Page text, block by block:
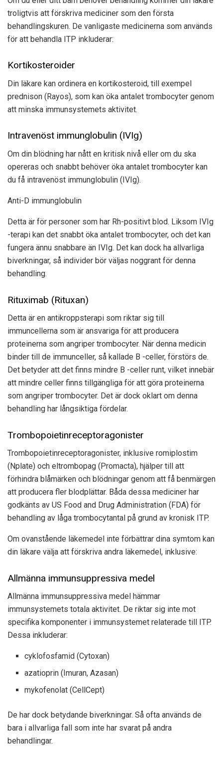
troligtvis att förskriva mediciner som den första
behandlingskuren. De vanligaste medicinerna som används
för att behandla ITP inkluderar:
Kortikosteroider
Din läkare kan ordinera en kortikosteroid, till exempel
prednison (Rayos), som kan öka antalet trombocyter genom
att minska immunsystemets aktivitet.
Intravenöst immunglobulin (IVIg)
Om din blödning har nått en kritisk nivå eller om du ska
opereras och snabbt behöver öka antalet trombocyter kan
du få intravenöst immunglobulin (IVIg).
Anti-D immunglobulin
Detta är för personer som har Rh-positivt blod. Liksom IVIg
-terapi kan det snabbt öka antalet trombocyter, och det kan
fungera ännu snabbare än IVIg. Det kan dock ha allvarliga
biverkningar, så individer bör väljas noggrant för denna
behandling.
Rituximab (Rituxan)
Detta är en antikroppsterapi som riktar sig till
immuncellerna som är ansvariga för att producera
proteinerna som angriper trombocyter. När denna medicin
binder till de immunceller, så kallade B -celler, förstörs de.
Det betyder att det finns mindre B -celler runt, vilket innebär
att mindre celler finns tillgängliga för att göra proteinerna
som angriper trombocyter. Det är dock oklart om denna
behandling har långsiktiga fördelar.
Trombopoietinreceptoragonister
Trombopoietinreceptoragonister, inklusive romiplostim
(Nplate) och eltrombopag (Promacta), hjälper till att
förhindra blåmärken och blödningar genom att få benmärgen
att producera fler blodplättar. Båda dessa mediciner har
godkänts av US Food and Drug Administration (FDA) för
behandling av låga trombocytantal på grund av kronisk ITP.
Om ovanstående läkemedel inte förbättrar dina symtom kan
din läkare välja att förskriva andra läkemedel, inklusive:
Allmänna immunsuppressiva medel
Allmänna immunsuppressiva medel hämmar
immunsystemets totala aktivitet. De riktar sig inte mot
specifika komponenter i immunsystemet relaterade till ITP.
Dessa inkluderar:
cyklofosfamid (Cytoxan)
azatioprin (Imuran, Azasan)
mykofenolat (CellCept)
De har dock betydande biverkningar. Så ofta används de
bara i allvarliga fall som inte har svarat på andra
behandlingar.